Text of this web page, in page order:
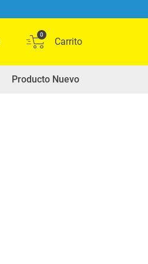
0
Producto Nuevo